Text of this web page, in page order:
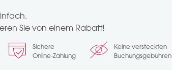
Sie von einem Rabatt!
Sichere
Online-Zahlung
Keine versteckten
Buchungsgebühren